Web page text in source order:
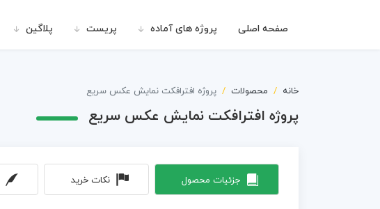
صفحه اصلی پروژه های آماده پریست پلاگین
خانه محصولات پروژه افترافکت نمایش عکس سریع
پروژه افترافکت نمایش عکس سریع
جزئیات محصول نکات خرید